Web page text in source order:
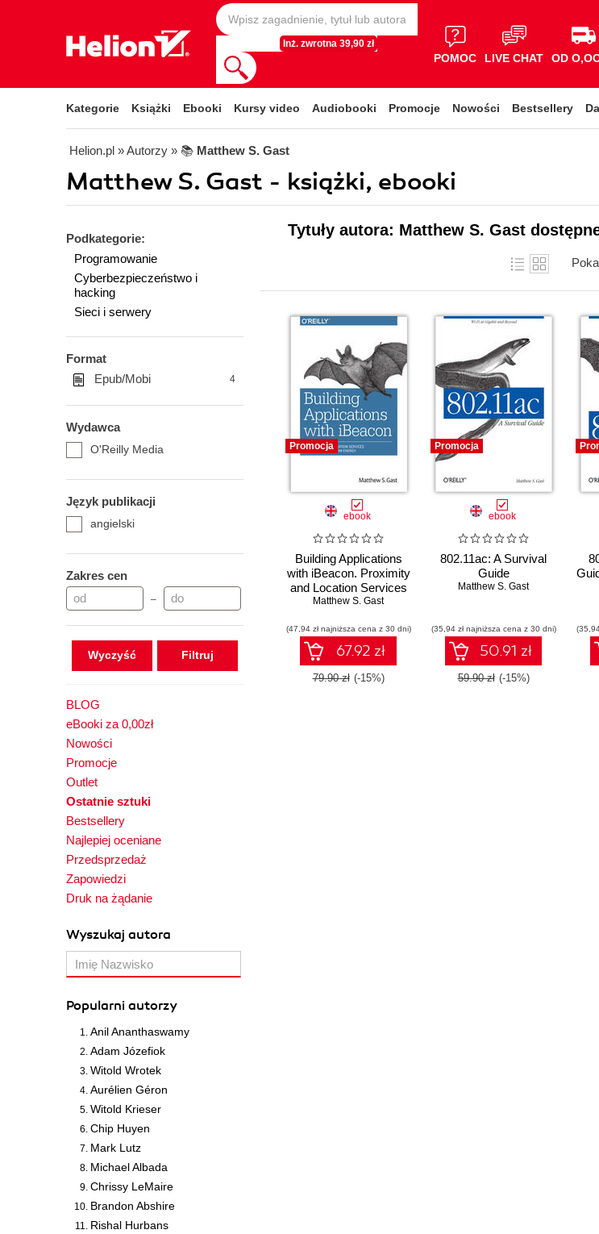
Inż. zwrotna 39,90 zł
POMOC LIVE CHAT OD
Kategorie Książki Ebooki Kursy video Audiobooki Promocje Nowości Bestsellery
Helion.pl » Autorzy » 📚 Matthew S. Gast
Matthew S. Gast - książki, ebooki
Podkategorie:
Programowanie
Cyberbezpieczeństwo i
hacking
Sieci i serwery
Format
Epub/Mobi
4
Wydawca
O'Reilly Media
Język publikacji
angielski
Zakres cen
–
Wyczyść
BLOG
eBooki za 0,00zł
Nowości
Promocje
Outlet
Ostatnie sztuki
Bestsellery
Najlepiej oceniane
Przedsprzedaż
Zapowiedzi
Druk na żądanie
Wyszukaj autora
Popularni autorzy
Anil Ananthaswamy
Adam Józefiok
Witold Wrotek
Aurélien Géron
Witold Krieser
Chip Huyen
Mark Lutz
Michael Albada
Chrissy LeMaire
Brandon Abshire
Rishal Hurbans
Tytuły autora: Matthew S. Gast
Promocja
ebook
Building Applications
with iBeacon. Proximity
and Location Services
with Bluetooth Low
Matthew S. Gast
(47,94 zł najniższa cena z 30 dni)
67.92 zł
79.90 zł (-15%)
Promocja
ebook
802.11ac: A Survival
Guide
Matthew S. Gast
(35,94 zł najniższa cena z 30 dni)
50.91 zł
59.90 zł (-15%)